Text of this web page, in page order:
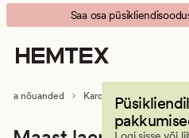
Klassikaline
kardin
konksutaskutega
banner.
Press
ESCAPE
Saa osa
ja nõuanded Kardinajuhis